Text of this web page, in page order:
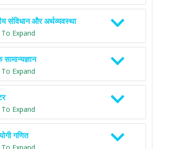
संविधान और अर्थव्यवस्था
To Expand
To Expand
To Expand
गणित